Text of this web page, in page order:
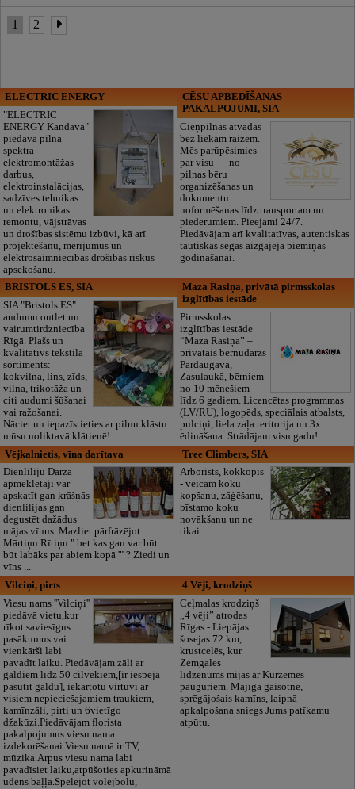
1 2
ELECTRIC ENERGY
"ELECTRIC
ENERGY Kandava"
piedāvā pilna
spektra
elektromontāžas
darbus,
elektroinstalācijas,
sadzīves tehnikas
un elektronikas
remontu, vājstrāvas
un drošības sistēmu izbūvi, kā arī
projektēšanu, mērījumus un
elektrosaimniecības drošības riskus
apsekošanu.
CĒSU APBEDĪŠANAS
PAKALPOJUMI, SIA
Cieņpilnas atvadas
bez liekām raizēm.
Mēs parūpēsimies
par visu — no
pilnas bēru
organizēšanas un
dokumentu
noformēšanas līdz transportam un
piederumiem. Pieejami 24/7.
Piedāvājam arī kvalitatīvas, autentiskas
tautiskās segas aizgājēja piemiņas
godināšanai.
BRISTOLS ES, SIA
SIA "Bristols ES"
audumu outlet un
vairumtirdzniecība
Rīgā. Plašs un
kvalitatīvs tekstila
sortiments:
kokvilna, lins, zīds,
vilna, trikotāža un
citi audumi šūšanai
vai ražošanai.
Nāciet un iepazīstieties ar pilnu klāstu
mūsu noliktavā klātienē!
Maza Rasiņa, privātā pirmsskolas
izglītības iestāde
Pirmsskolas
izglītības iestāde
“Maza Rasiņa” –
privātais bērnudārzs
Pārdaugavā,
Zasulaukā, bērniem
no 10 mēnešiem
līdz 6 gadiem. Licencētas programmas
(LV/RU), logopēds, speciālais atbalsts,
pulciņi, liela zaļa teritorija un 3x
ēdināšana. Strādājam visu gadu!
Vējkalnietis, vīna darītava
Dienliliju Dārza
apmeklētāji var
apskatīt gan krāšņās
dienlilijas gan
degustēt dažādus
mājas vīnus. Mazliet pārfrāzējot
Mārtiņu Rītiņu " bet kas gan var būt
būt labāks par abiem kopā '" ? Ziedi un
vīns ...
Tree Climbers, SIA
Arborists, kokkopis
- veicam koku
kopšanu, zāģēšanu,
bīstamo koku
novākšanu un ne
tikai..
Vilciņi, pirts
Viesu nams ''Vilciņi''
piedāvā vietu,kur
rīkot saviesīgus
pasākumus vai
vienkārši labi
pavadīt laiku. Piedāvājam zāli ar
galdiem līdz 50 cilvēkiem,[ir iespēja
pasūtīt galdu], iekārtotu virtuvi ar
visiem nepieciešajamiem traukiem,
kamīnzāli, pirti un 6vietīgo
džakūzi.Piedāvājam florista
pakalpojumus viesu nama
izdekorēšanai.Viesu namā ir TV,
mūzika.Ārpus viesu nama labi
pavadīsiet laiku,atpūšoties apkurināmā
ūdens baļļā.Spēlējot volejbolu,
4 Vēji, krodziņš
Ceļmalas krodziņš
„4 vēji” atrodas
Rīgas - Liepājas
šosejas 72 km,
krustcelēs, kur
Zemgales
līdzenums mijas ar Kurzemes
pauguriem. Mājīgā gaisotne,
sprēgājošais kamīns, laipnā
apkalpošana sniegs Jums patīkamu
atpūtu.